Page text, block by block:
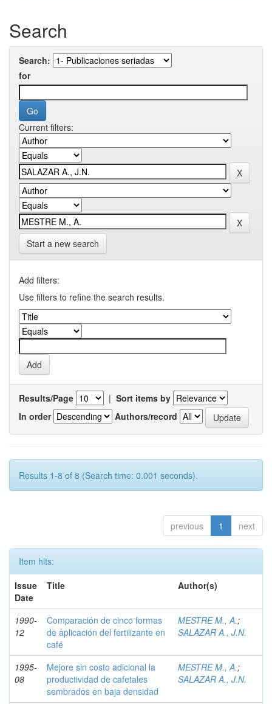
Search
Search:
for
Current filters:
Start a new search
Add filters:
Use filters to refine the search results.
Results/Page | Sort items by
In order
Authors/record
Results 1-8 of 8 (Search time: 0.001 seconds).
previous 1 next
Item hits:
Issue
Date
Title Author(s)
1990-
12
Comparación de cinco formas
de aplicación del fertilizante en
café
MESTRE M., A.;
SALAZAR A., J.N.
1995-
08
Mejore sin costo adicional la
productividad de cafetales
sembrados en baja densidad
MESTRE M., A.;
SALAZAR A., J.N.